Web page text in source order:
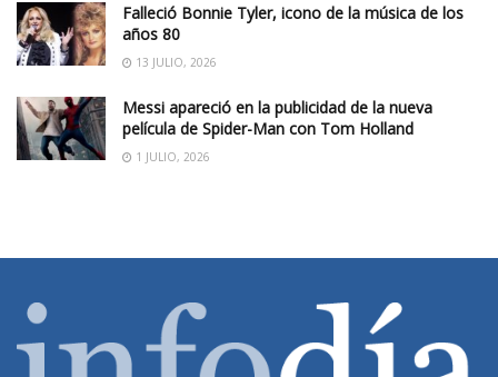
Falleció Bonnie Tyler, icono de la música de los
años 80
13 JULIO, 2026
Messi apareció en la publicidad de la nueva
película de Spider-Man con Tom Holland
1 JULIO, 2026